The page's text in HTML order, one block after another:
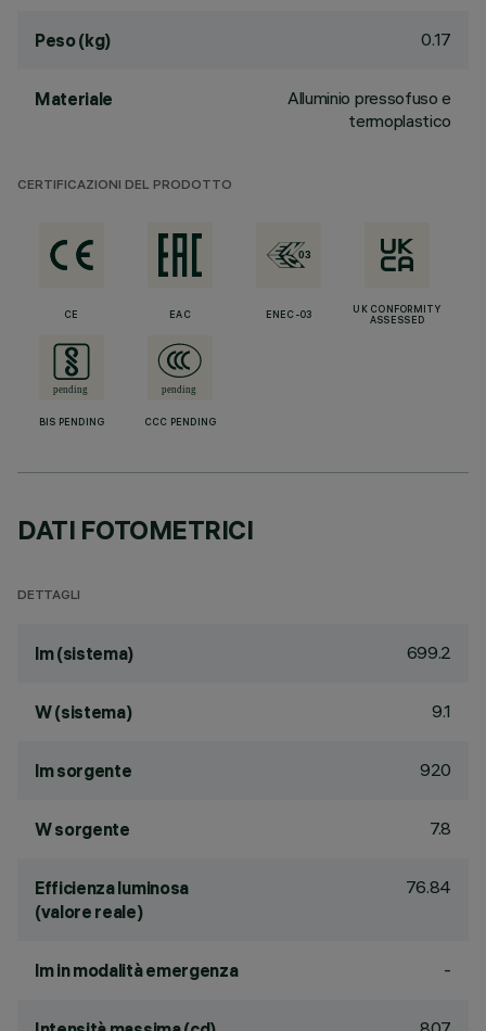
Peso (kg) 0.17
Materiale
Alluminio pressofuso e
termoplastico
CERTIFICAZIONI DEL PRODOTTO
CE EAC ENEC-03
UK CONFORMITY
ASSESSED
BIS PENDING CCC PENDING
DATI FOTOMETRICI
DETTAGLI
lm (sistema) 699.2
W (sistema) 9.1
lm sorgente 920
W sorgente 7.8
Efficienza luminosa
(valore reale)
76.84
lm in modalità emergenza -